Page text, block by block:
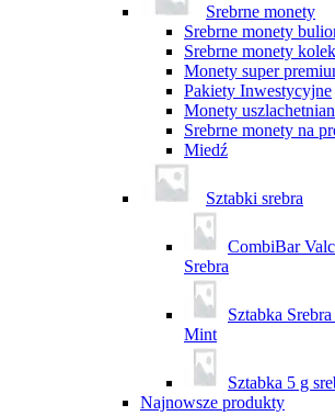
Srebrne monety
Srebrne monety
Srebrne monety
Monety super
Pakiety Inwestycyjne
Monety
Srebrne monety na
Miedź
Sztabki srebra
CombiBar
Srebra
Sztabka
Mint
Sztabka 5 g
Najnowsze produkty